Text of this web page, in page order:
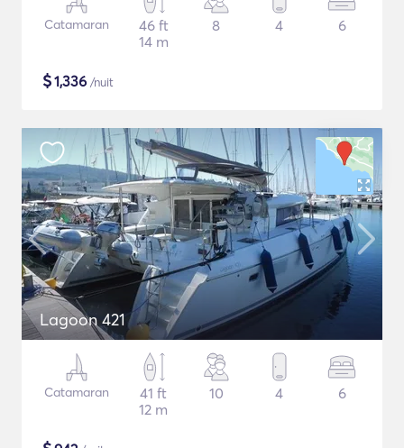
Catamaran
46 ft
14 m
8 4 6
$1,336 /nuit
Lagoon 421
Catamaran
41 ft
12 m
10 4 6